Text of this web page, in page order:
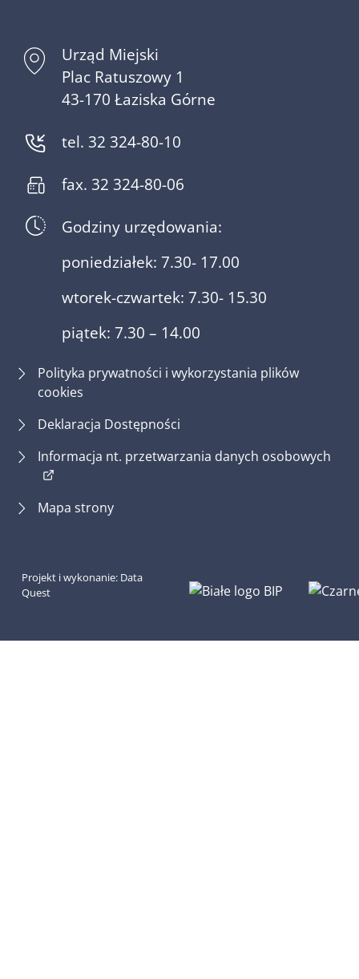
Urząd Miejski
Plac Ratuszowy 1
43-170 Łaziska Górne
tel. 32 324-80-10
fax. 32 324-80-06
Godziny urzędowania:
poniedziałek: 7.30- 17.00
wtorek-czwartek: 7.30- 15.30
piątek: 7.30 – 14.00
Polityka prywatności i wykorzystania plików
cookies
Deklaracja Dostępności
Informacja nt. przetwarzania danych osobowych
Mapa strony
Projekt i wykonanie: Data
Quest(otwiera w nowym oknie) (otwiera w